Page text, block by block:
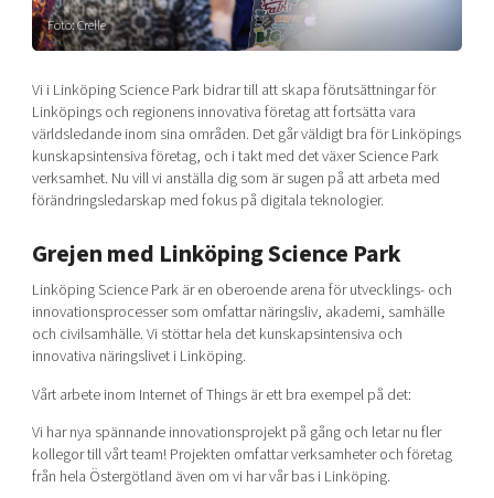
Shaping cities and regions
Bright East
East Sweden Tech Women
Reversed mentorship
Current offers and activities
Upscaling
Talent & skills
Startup & industry collaboration
Offers to boost your business
Funding opportunities
Our community of companies
Projects
Publications
Project toolbox
Our clusters
Reach out to us
Locations
Today's lunch in Mjärdevi
Foto: Crelle
Vi i Linköping Science Park bidrar till att skapa förutsättningar för
Linköpings och regionens innovativa företag att fortsätta vara
världsledande inom sina områden. Det går väldigt bra för Linköpings
kunskapsintensiva företag, och i takt med det växer Science Park
verksamhet. Nu vill vi anställa dig som är sugen på att arbeta med
förändringsledarskap med fokus på digitala teknologier.
Grejen med Linköping Science Park
Linköping Science Park är en oberoende arena för utvecklings- och
innovationsprocesser som omfattar näringsliv, akademi, samhälle
och civilsamhälle. Vi stöttar hela det kunskapsintensiva och
innovativa näringslivet i Linköping.
Vårt arbete inom Internet of Things är ett bra exempel på det:
Vi har nya spännande innovationsprojekt på gång och letar nu fler
kollegor till vårt team! Projekten omfattar verksamheter och företag
från hela Östergötland även om vi har vår bas i Linköping.